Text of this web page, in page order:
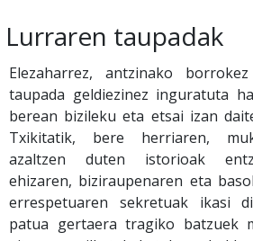
Lurraren taupadak
Elezaharrez, antzinako
taupada geldiezinez inguratuta
berean bizileku eta etsai izan
Txikitatik, bere herriaren,
azaltzen duten istorioak
ehizaren, biziraupenaren eta
errespetuaren sekretuak ikasi
patua gertaera tragiko batzuek